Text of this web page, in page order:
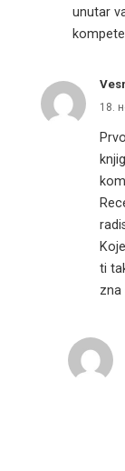
unutar
18.
ti
zna